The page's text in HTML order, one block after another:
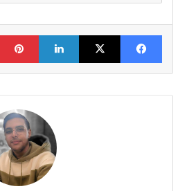
فیس بوک X لینکدین